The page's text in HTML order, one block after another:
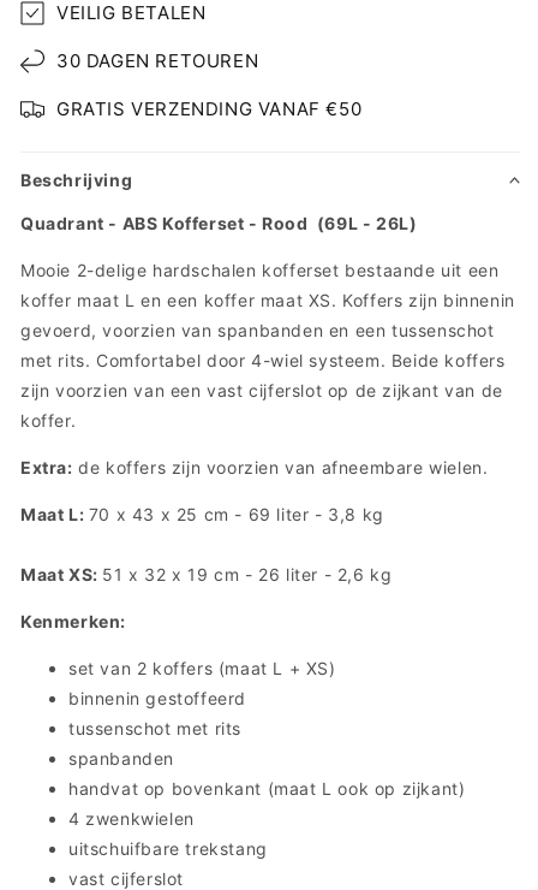
VEILIG BETALEN
30 DAGEN RETOUREN
GRATIS VERZENDING VANAF €50
Beschrijving
Quadrant - ABS Kofferset - Rood (69L - 26L)
Mooie 2-delige hardschalen kofferset bestaande uit een
koffer maat L en een koffer maat XS. Koffers zijn binnenin
gevoerd, voorzien van spanbanden en een tussenschot
met rits. Comfortabel door 4-wiel systeem. Beide koffers
zijn voorzien van een vast cijferslot op de zijkant van de
koffer.
Extra: de koffers zijn voorzien van afneembare wielen.
Maat L: 70 x 43 x 25 cm - 69 liter - 3,8 kg
Maat XS: 51 x 32 x 19 cm - 26 liter - 2,6 kg
Kenmerken:
set van 2 koffers (maat L + XS)
binnenin gestoffeerd
tussenschot met rits
spanbanden
handvat op bovenkant (maat L ook op zijkant)
4 zwenkwielen
uitschuifbare trekstang
vast cijferslot